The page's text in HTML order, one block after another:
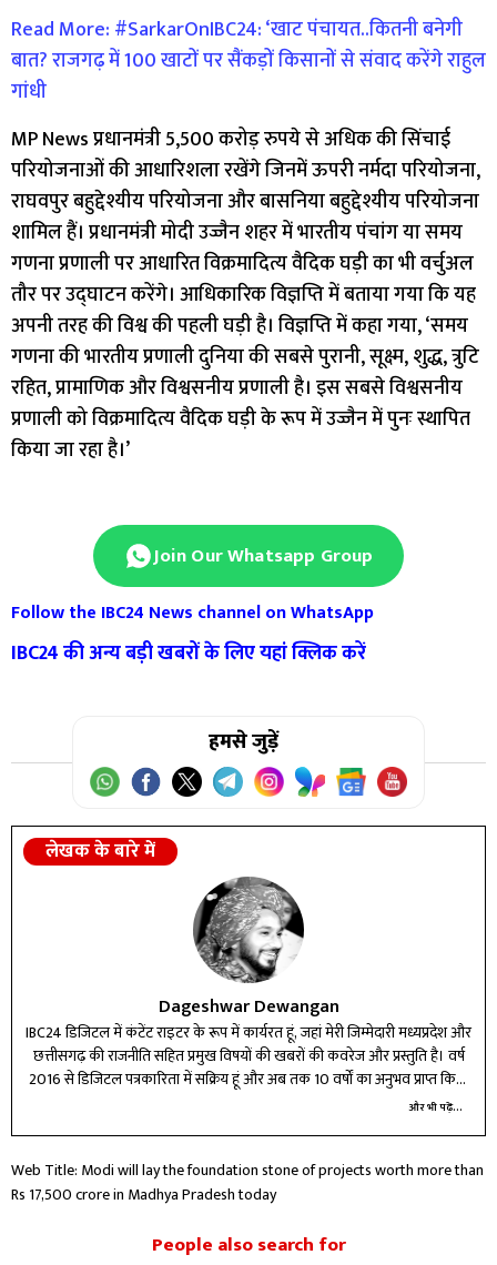
Read More: #SarkarOnIBC24: ‘खाट पंचायत..कितनी बनेगी
बात? राजगढ़ में 100 खाटों पर सैंकड़ों किसानों से संवाद करेंगे राहुल
गांधी
MP News प्रधानमंत्री 5,500 करोड़ रुपये से अधिक की सिंचाई
परियोजनाओं की आधारिशला रखेंगे जिनमें ऊपरी नर्मदा परियोजना,
राघवपुर बहुद्देश्यीय परियोजना और बासनिया बहुद्देश्यीय परियोजना
शामिल हैं। प्रधानमंत्री मोदी उज्जैन शहर में भारतीय पंचांग या समय
गणना प्रणाली पर आधारित विक्रमादित्य वैदिक घड़ी का भी वर्चुअल
तौर पर उद्घाटन करेंगे। आधिकारिक विज्ञप्ति में बताया गया कि यह
अपनी तरह की विश्व की पहली घड़ी है। विज्ञप्ति में कहा गया, ‘समय
गणना की भारतीय प्रणाली दुनिया की सबसे पुरानी, ​​सूक्ष्म, शुद्ध, त्रुटि
रहित, प्रामाणिक और विश्वसनीय प्रणाली है। इस सबसे विश्वसनीय
प्रणाली को विक्रमादित्य वैदिक घड़ी के रूप में उज्जैन में पुनः स्थापित
किया जा रहा है।’
Join Our Whatsapp Group
Follow the IBC24 News channel on WhatsApp
IBC24की अन्य बड़ी खबरों के लिए यहां क्लिक करें
हमसे जुड़ें
लेखक के बारे में
Dageshwar Dewangan
IBC24 डिजिटल में कंटेंट राइटर के रूप में कार्यरत हूं, जहां मेरी जिम्मेदारी मध्यप्रदेश और
छत्तीसगढ़ की राजनीति सहित प्रमुख विषयों की खबरों की कवरेज और प्रस्तुति है। वर्ष
2016 से डिजिटल पत्रकारिता में सक्रिय हूं और अब तक 10 वर्षों का अनुभव प्राप्त किया
है। विभिन्न प्रतिष्ठित मीडिया संस्थानों में कार्य करते हुए न्यूज़ राइटिंग और डिजिटल टूल्स
खुद को लगातार अपडेट कर, कंटेंट की गुणवत्ता बेहतर करने के लिए प्रतिबद्ध हूं।
और भी पढ़ें...
Web Title: Modi will lay the foundation stone of projects worth more than
Rs 17,500 crore in Madhya Pradesh today
People also search for